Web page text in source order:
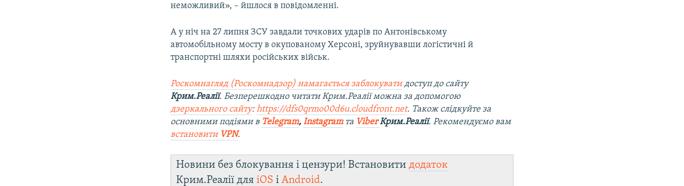
неможливий», – йшлося в повідомленні.
А у ніч на 27 липня ЗСУ завдали точкових ударів по Антонівському
автомобільному мосту в окупованому Херсоні, зруйнувавши логістичні й
транспортні шляхи російських військ.
Роскомнагляд (Роскомнадзор) намагається заблокуватидоступ до сайту
Крим.Реалії. Безперешкодно читати Крим.Реалії можна за допомогою
дзеркального сайту:https://dfs0qrmo00d6u.cloudfront.net. Також слідкуйте за
основними подіями в Telegram,Instagramта ViberКрим.Реалії. Рекомендуємо вам
встановити VPN.
Новини без блокування і цензури! Встановитидодаток
Крим.Реалії дляiOS іAndroid.